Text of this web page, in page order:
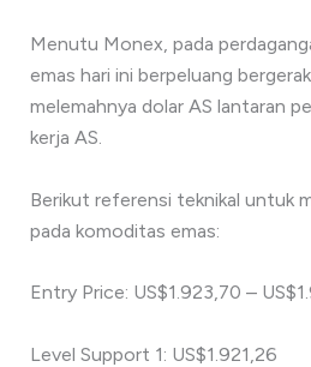
Menutu Monex, pada
emas hari ini berpeluang
melemahnya dolar AS lantaran
kerja AS.
Berikut referensi teknikal untuk
pada komoditas emas:
Entry Price: US$1.923,70 –
Level Support 1: US$1.921,26